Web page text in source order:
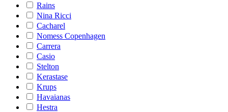
Rains
Nina Ricci
Cacharel
Nomess Copenhagen
Carrera
Casio
Stelton
Kerastase
Krups
Havaianas
Hestra